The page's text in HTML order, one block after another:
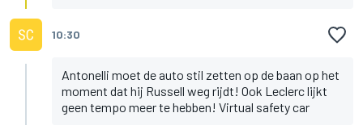
10:30
Antonelli moet de auto stil zetten op de baan op het
moment dat hij Russell weg rijdt! Ook Leclerc lijkt
geen tempo meer te hebben! Virtual safety car